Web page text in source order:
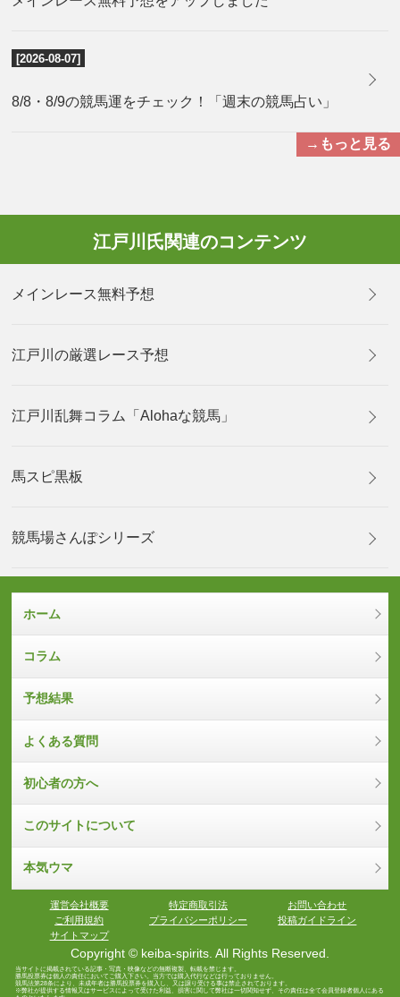
[2026-08-07]
8/8・8/9の競馬運をチェック！「週末の競馬占い」
→もっと見る
江戸川氏関連のコンテンツ
メインレース無料予想
江戸川の厳選レース予想
江戸川乱舞コラム「Alohaな競馬」
馬スピ黒板
競馬場さんぽシリーズ
ホーム
コラム
予想結果
よくある質問
初心者の方へ
このサイトについて
本気ウマ
運営会社概要 特定商取引法
お問い合わせ
ご利用規約
プライバシーポリシー
投稿ガイドライン
サイトマップ
Copyright © keiba-spirits. All Rights Reserved.
当サイトに掲載されている記事・写真・映像などの無断複製、転載を禁じます。
勝馬投票券は個人の責任においてご購入下さい。当方では購入代行などは行っておりません。
競馬法第28条により、未成年者は勝馬投票券を購入し、又は譲り受ける事は禁止されております。
※弊社が提供する情報又はサービスによって受けた利益、損害に関して弊社は一切関知せず、その責任は全て会員登録者個人にある